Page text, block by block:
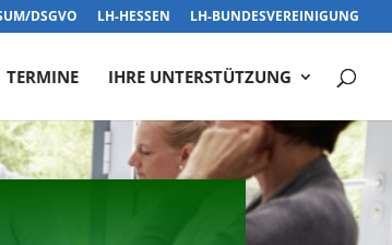
DSGVO LH-HESSEN LH-BUNDESVEREINIGUNG
TERMINE IHRE UNTERSTÜTZUNG